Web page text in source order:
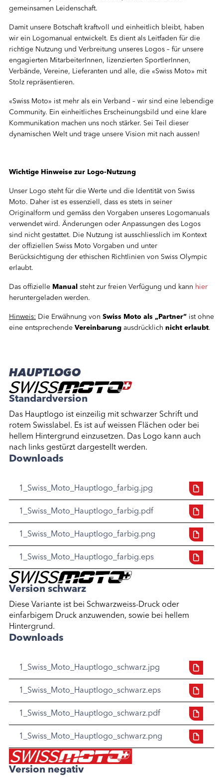
gemeinsamen Leidenschaft.
Damit unsere Botschaft kraftvoll und einheitlich bleibt, haben
wir ein Logomanual entwickelt. Es dient als Leitfaden für die
richtige Nutzung und Verbreitung unseres Logos – für unsere
engagierten MitarbeiterInnen, lizenzierten SportlerInnen,
Verbände, Vereine, Lieferanten und alle, die «Swiss Moto» mit
Stolz repräsentieren.
«Swiss Moto» ist mehr als ein Verband – wir sind eine lebendige
Community. Ein einheitliches Erscheinungsbild und eine klare
Kommunikation machen uns noch stärker. Sei Teil dieser
dynamischen Welt und trage unsere Vision mit nach aussen!
Wichtige Hinweise zur Logo-Nutzung
Unser Logo steht für die Werte und die Identität von Swiss
Moto. Daher ist es essenziell, dass es stets in seiner
Originalform und gemäss den Vorgaben unseres Logomanuals
verwendet wird. Änderungen oder Anpassungen des Logos
sind nicht gestattet. Die Nutzung ist ausschliesslich im Kontext
der offiziellen Swiss Moto Vorgaben und unter
Berücksichtigung der ethischen Richtlinien von Swiss Olympic
erlaubt.
Das offizielle Manual steht zur freien Verfügung und kann hier
heruntergeladen werden.
Hinweis: Die Erwähnung von Swiss Moto als „Partner“ ist ohne
eine entsprechende Vereinbarung ausdrücklich nicht erlaubt.
HAUPTLOGO
Standardversion
Das Hauptlogo ist einzeilig mit schwarzer Schrift und
rotem Swisslabel. Es ist auf weissen Flächen oder bei
hellem Hintergrund einzusetzen. Das Logo kann auch
nach links gestürzt dargestellt werden.
Downloads
1_Swiss_Moto_Hauptlogo_farbig.jpg
1_Swiss_Moto_Hauptlogo_farbig.pdf
1_Swiss_Moto_Hauptlogo_farbig.png
1_Swiss_Moto_Hauptlogo_farbig.eps
Version schwarz
Diese Variante ist bei Schwarzweiss-Druck oder
einfarbigem Druck anzuwenden, sowie bei hellem
Hintergrund.
Downloads
1_Swiss_Moto_Hauptlogo_schwarz.jpg
1_Swiss_Moto_Hauptlogo_schwarz.eps
1_Swiss_Moto_Hauptlogo_schwarz.pdf
1_Swiss_Moto_Hauptlogo_schwarz.png
Version negativ